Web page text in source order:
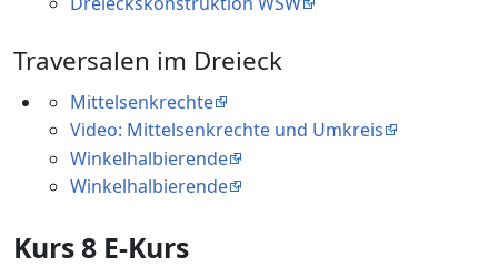
Traversalen im Dreieck
Mittelsenkrechte
Video: Mittelsenkrechte und Umkreis
Winkelhalbierende
Winkelhalbierende
Kurs 8 E-Kurs